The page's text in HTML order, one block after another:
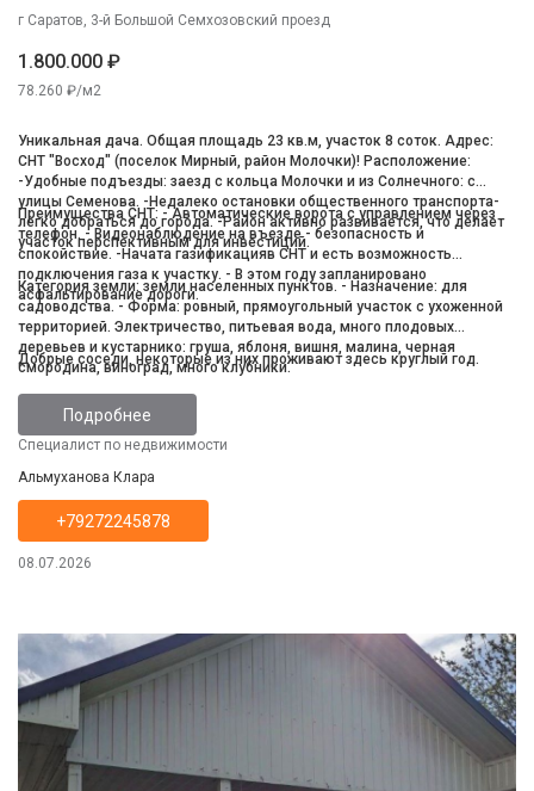
г Саратов, 3-й Большой Семхозовский проезд
1.800.000 ₽
78.260 ₽/м2
Уникальная дача. Общая площадь 23 кв.м, участок 8 соток. Адрес:
СНТ "Восход" (поселок Мирный, район Молочки)! Расположение:
-Удобные подъезды: заезд с кольца Молочки и из Солнечного: с
улицы Семенова. -Недалеко остановки общественного транспорта-
легко добраться до города. -Район активно развивается, что делает
участок перспективным для инвестиций.
Преимущества СНТ: - Автоматические ворота с управлением через
телефон. - Видеонаблюдение на въезде - безопасность и
спокойствие. -Начата газификацияв СНТ и есть возможность
подключения газа к участку. - В этом году запланировано
асфальтирование дороги.
Категория земли: земли населенных пунктов. - Назначение: для
садоводства. - Форма: ровный, прямоугольный участок с ухоженной
территорией. Электричество, питьевая вода, много плодовых
деревьев и кустарнико: груша, яблоня, вишня, малина, черная
смородина, виноград, много клубники.
Добрые соседи, некоторые из них проживают здесь круглый год.
Подробнее
Специалист по недвижимости
Альмуханова Клара
+79272245878
08.07.2026